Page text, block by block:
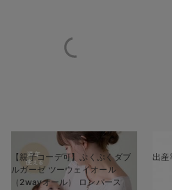
【親子コーデ可】ぷくぷくダブ
ルガーゼ ツーウェイオール
（2wayオール） ロンパース
出産